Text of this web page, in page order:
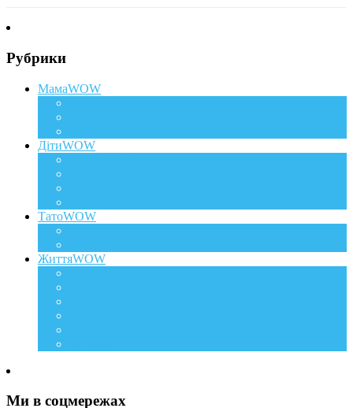
Рубрики
МамаWOW
ДітиWOW
ТатоWOW
ЖиттяWOW
Ми в соцмережах